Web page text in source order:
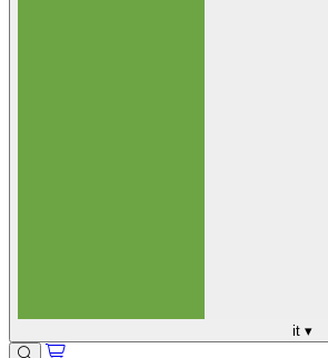
it ▾